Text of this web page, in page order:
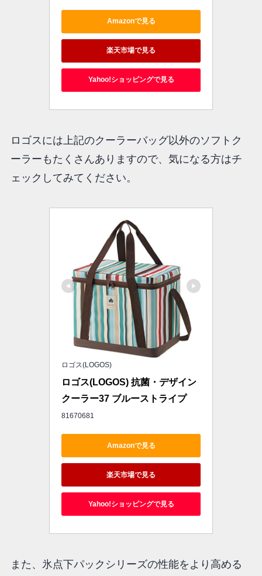
Amazonで見る
楽天市場で見る
Yahoo!ショッピングで見る
ロゴスには上記のクーラーバッグ以外のソフトク
ーラーもたくさんありますので、気になる方はチ
ェックしてみてください。
ロゴス(LOGOS)
ロゴス(LOGOS) 抗菌・デザイン
クーラー37 ブルーストライプ
81670681
Amazonで見る
楽天市場で見る
Yahoo!ショッピングで見る
また、氷点下パックシリーズの性能をより高める